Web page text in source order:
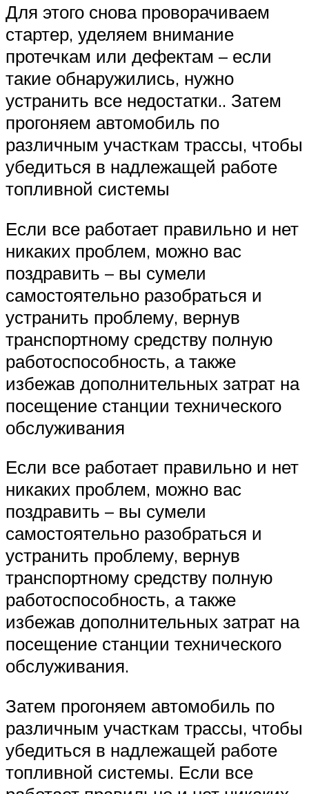
Для этого снова проворачиваем
стартер, уделяем внимание
протечкам или дефектам – если
такие обнаружились, нужно
устранить все недостатки.. Затем
прогоняем автомобиль по
различным участкам трассы, чтобы
убедиться в надлежащей работе
топливной системы
Если все работает правильно и нет
никаких проблем, можно вас
поздравить – вы сумели
самостоятельно разобраться и
устранить проблему, вернув
транспортному средству полную
работоспособность, а также
избежав дополнительных затрат на
посещение станции технического
обслуживания
Если все работает правильно и нет
никаких проблем, можно вас
поздравить – вы сумели
самостоятельно разобраться и
устранить проблему, вернув
транспортному средству полную
работоспособность, а также
избежав дополнительных затрат на
посещение станции технического
обслуживания.
Затем прогоняем автомобиль по
различным участкам трассы, чтобы
убедиться в надлежащей работе
топливной системы. Если все